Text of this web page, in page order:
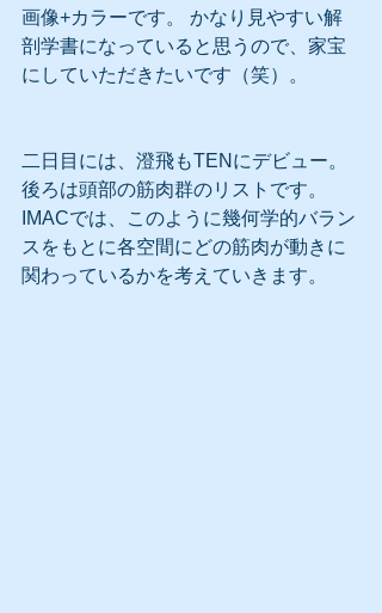
画像+カラーです。 かなり見やすい解
剖学書になっていると思うので、家宝
にしていただきたいです（笑）。
二日目には、澄飛もTENにデビュー。
後ろは頭部の筋肉群のリストです。
IMACでは、このように幾何学的バラン
スをもとに各空間にどの筋肉が動きに
関わっているかを考えていきます。